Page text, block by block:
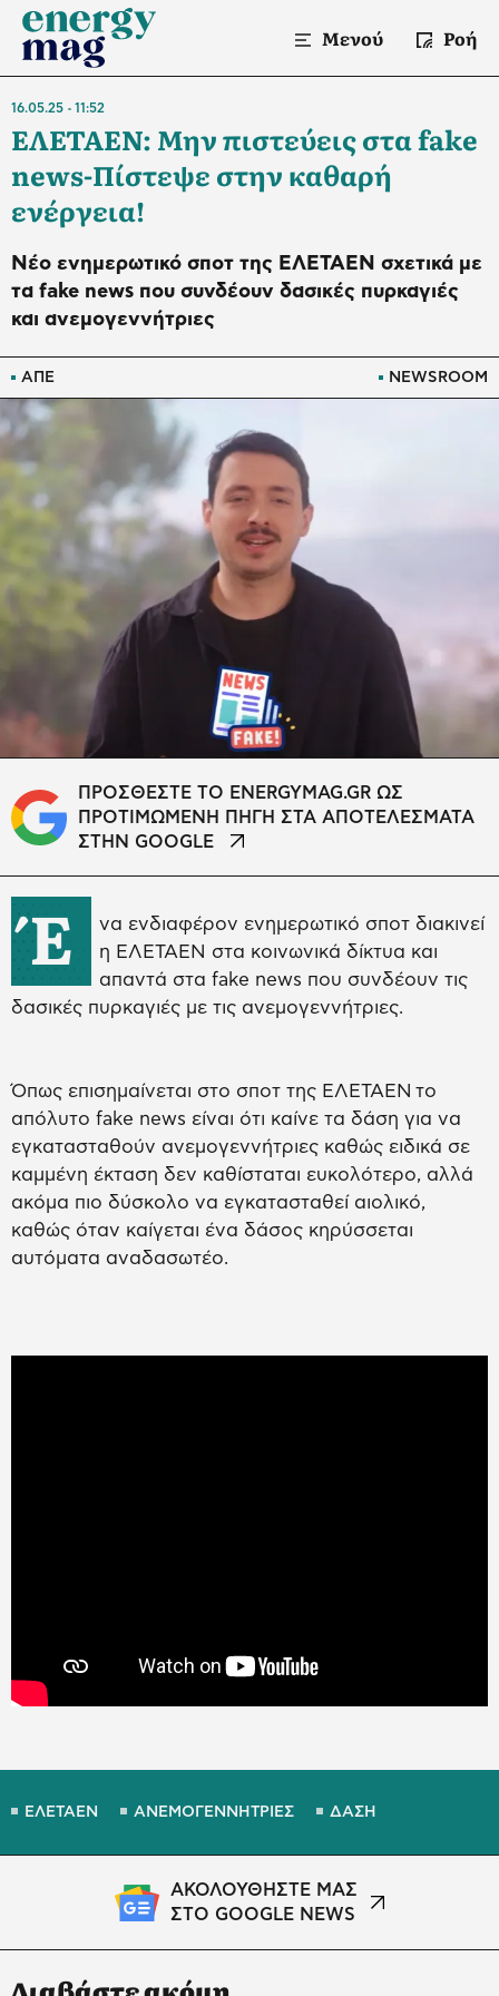
Μενού Ροή
ΑΠΕ NEWSROOM
16.05.25 11:52
ΕΛΕΤΑΕΝ: Μην πιστεύεις στα fake
news-Πίστεψε στην καθαρή
ενέργεια!
Νέο ενημερωτικό σποτ της ΕΛΕΤΑΕΝ σχετικά με
τα fake news που συνδέουν δασικές πυρκαγιές
και ανεμογεννήτριες
ΠΡΟΣΘΕΣΤΕ ΤΟ ENERGYMAG.GR ΩΣ
ΠΡΟΤΙΜΩΜΕΝΗ ΠΗΓΗ ΣΤΑ ΑΠΟΤΕΛΕΣΜΑΤΑ
ΣΤΗΝ GOOGLE
Έ
να ενδιαφέρον ενημερωτικό σποτ διακινεί
η ΕΛΕΤΑΕΝ στα κοινωνικά δίκτυα και
απαντά στα fake news που συνδέουν τις
δασικές πυρκαγιές με τις ανεμογεννήτριες.
Όπως επισημαίνεται στο σποτ της ΕΛΕΤΑΕΝ το
απόλυτο fake news είναι ότι καίνε τα δάση για να
εγκατασταθούν ανεμογεννήτριες καθώς ειδικά σε
καμμένη έκταση δεν καθίσταται ευκολότερο, αλλά
ακόμα πιο δύσκολο να εγκατασταθεί αιολικό,
καθώς όταν καίγεται ένα δάσος κηρύσσεται
αυτόματα αναδασωτέο.
ΕΛΕΤΑΕΝ ΑΝΕΜΟΓΕΝΝΗΤΡΙΕΣ ΔΑΣΗ
ΑΚΟΛΟΥΘΗΣΤΕ ΜΑΣ
ΣΤΟ GOOGLE NEWS